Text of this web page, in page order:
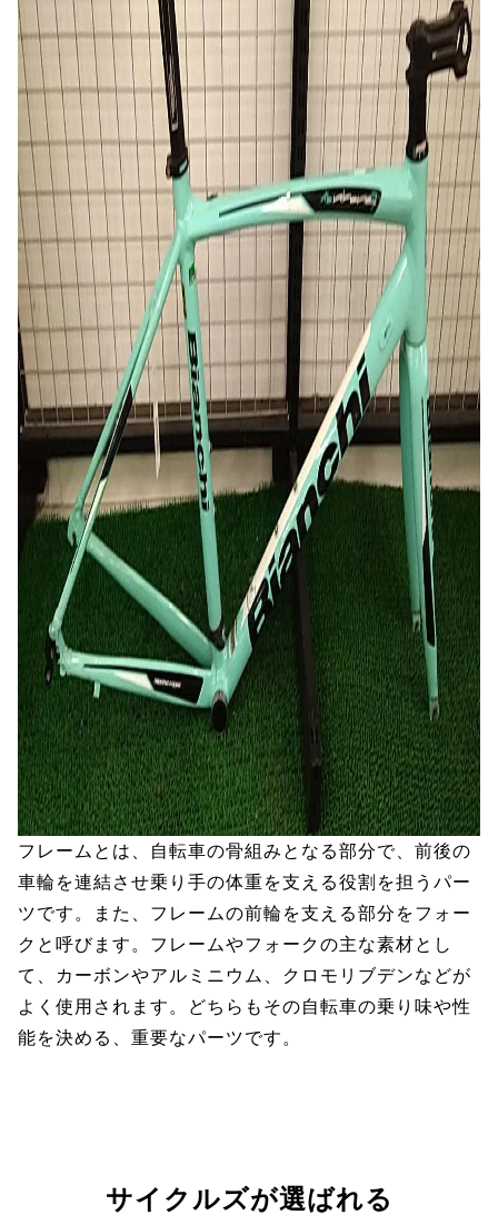
フレームとは、自転車の骨組みとなる部分で、前後の
車輪を連結させ乗り手の体重を支える役割を担うパー
ツです。また、フレームの前輪を支える部分をフォー
クと呼びます。フレームやフォークの主な素材とし
て、カーボンやアルミニウム、クロモリブデンなどが
よく使用されます。どちらもその自転車の乗り味や性
能を決める、重要なパーツです。
サイクルズが選ばれる